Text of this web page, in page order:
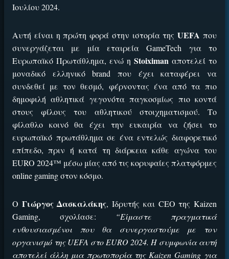
Ιουλίου 2024.
Αυτή είναι η πρώτη φορά στην ιστορία τηςUEFA που
συνεργάζεται με μία εταιρείαGameTech για το
Ευρωπαϊκό Πρωτάθλημα, ενώ η Stoiximan αποτελεί το
μοναδικό ελληνικόbrand που έχει καταφέρει να
συνδεθεί με τον θεσμό, φέρνοντας ένα από τα πιο
δημοφιλή αθλητικά γεγονότα παγκοσμίως πιο κοντά
στους φίλους του αθλητικού στοιχηματισμού. Το
φίλαθλο κοινό θα έχει την ευκαιρία να ζήσει το
ευρωπαϊκό πρωτάθλημα σε ένα εντελώς διαφορετικό
επίπεδο, πριν ή κατά τη διάρκεια κάθε αγώνα του
EURO 2024™ μέσω μίας από τις κορυφαίες πλατφόρμες
online gamingστον κόσμο.
Ο Γιώργος Δασκαλάκης, Ιδρυτής και CEO τηςKaizen
Gaming, σχολίασε: “Είμαστε πραγματικά
ενθουσιασμένοι που θα συνεργαστούμε με τον
οργανισμό τηςUEFA στο EURO 2024. Η συμφωνία αυτή
αποτελεί άλλη μια πρωτοπορία της Kaizen Gaming για